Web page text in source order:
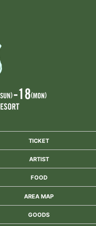
TICKET
ARTIST
FOOD
AREA MAP
GOODS